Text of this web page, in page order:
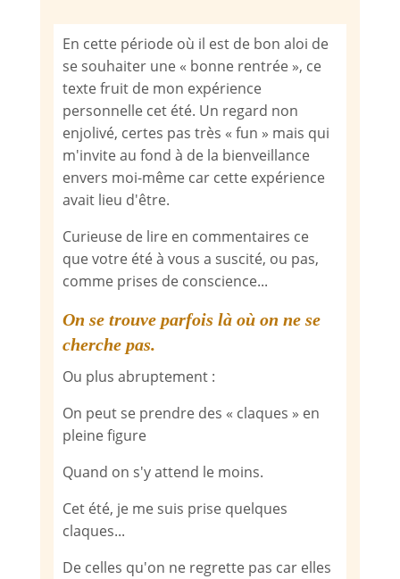
En cette période où il est de bon aloi de
se souhaiter une « bonne rentrée », ce
texte fruit de mon expérience
personnelle cet été. Un regard non
enjolivé, certes pas très « fun » mais qui
m'invite au fond à de la bienveillance
envers moi-même car cette expérience
avait lieu d'être.
Curieuse de lire en commentaires ce
que votre été à vous a suscité, ou pas,
comme prises de conscience...
On se trouve parfois là où on ne se
cherche pas.
Ou plus abruptement :
On peut se prendre des « claques » en
pleine figure
Quand on s'y attend le moins.
Cet été, je me suis prise quelques
claques...
De celles qu'on ne regrette pas car elles